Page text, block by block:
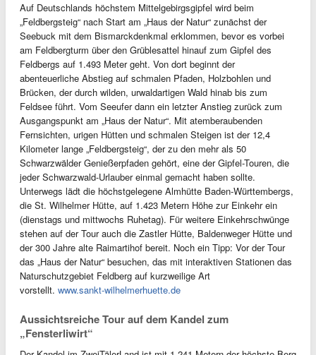
Auf Deutschlands höchstem Mittelgebirgsgipfel wird beim
„Feldbergsteig“ nach Start am „Haus der Natur“ zunächst der
Seebuck mit dem Bismarckdenkmal erklommen, bevor es vorbei
am Feldbergturm über den Grüblesattel hinauf zum Gipfel des
Feldbergs auf 1.493 Meter geht. Von dort beginnt der
abenteuerliche Abstieg auf schmalen Pfaden, Holzbohlen und
Brücken, der durch wilden, urwaldartigen Wald hinab bis zum
Feldsee führt. Vom Seeufer dann ein letzter Anstieg zurück zum
Ausgangspunkt am „Haus der Natur“. Mit atemberaubenden
Fernsichten, urigen Hütten und schmalen Steigen ist der 12,4
Kilometer lange „Feldbergsteig“, der zu den mehr als 50
Schwarzwälder Genießerpfaden gehört, eine der Gipfel-Touren, die
jeder Schwarzwald-Urlauber einmal gemacht haben sollte.
Unterwegs lädt die höchstgelegene Almhütte Baden-Württembergs,
die St. Wilhelmer Hütte, auf 1.423 Metern Höhe zur Einkehr ein
(dienstags und mittwochs Ruhetag). Für weitere Einkehrschwünge
stehen auf der Tour auch die Zastler Hütte, Baldenweger Hütte und
der 300 Jahre alte Raimartihof bereit. Noch ein Tipp: Vor der Tour
das „Haus der Natur“ besuchen, das mit interaktiven Stationen das
Naturschutzgebiet Feldberg auf kurzweilige Art
vorstellt. www.sankt-wilhelmerhuette.de
Aussichtsreiche Tour auf dem Kandel zum
„Fensterliwirt“